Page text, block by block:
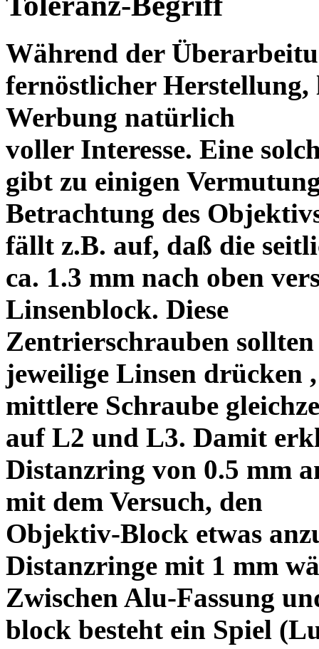
Während der
fernöstlicher Herstellung,
Werbung natürlich
voller Interesse. Eine
gibt zu einigen
Betrachtung des
fällt z.B. auf, daß die
ca. 1.3 mm nach oben
Linsenblock. Diese
Zentrierschrauben
jeweilige Linsen drücken
mittlere Schraube
auf L2 und L3. Damit
Distanzring von 0.5 mm
mit dem Versuch, den
Objektiv-Block etwas
Distanzringe mit 1 mm
Zwischen Alu-Fassung
block besteht ein Spiel